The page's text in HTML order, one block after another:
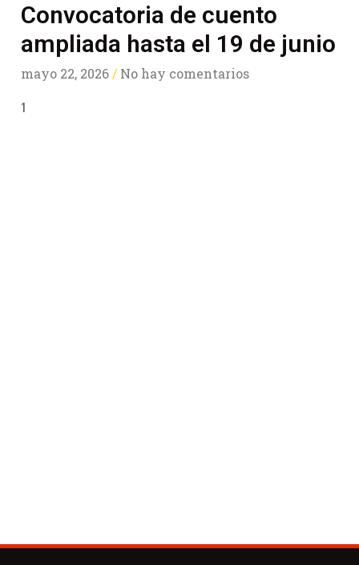
Convocatoria de cuento
ampliada hasta el 19 de junio
mayo 22, 2026 No hay comentarios